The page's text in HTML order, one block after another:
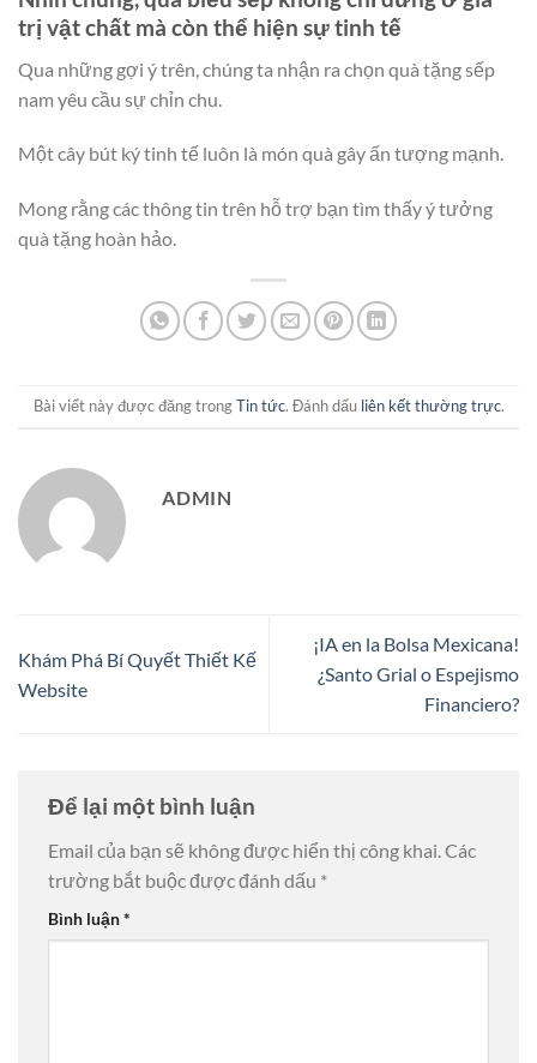
trị vật chất mà còn thể hiện sự tinh tế
Qua những gợi ý trên, chúng ta nhận ra chọn quà tặng sếp
nam yêu cầu sự chỉn chu.
Một cây bút ký tinh tế luôn là món quà gây ấn tượng mạnh.
Mong rằng các thông tin trên hỗ trợ bạn tìm thấy ý tưởng
quà tặng hoàn hảo.
Bài viết này được đăng trongTin tức. Đánh dấu liên kết thường trực.
ADMIN
Khám Phá Bí Quyết Thiết Kế
Website
¡IA en la Bolsa Mexicana!
¿Santo Grial o Espejismo
Financiero?
Để lại một bình luận
Email của bạn sẽ không được hiển thị công khai.Các
trường bắt buộc được đánh dấu *
Bình luận*